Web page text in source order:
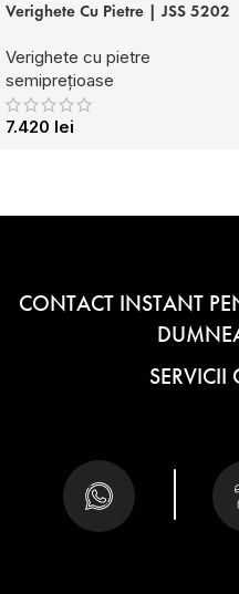
Verighete Cu Pietre | JSS 5202
Verighete cu pietre
semiprețioase
7.420 lei
CONTACT INSTANT
SERVICII